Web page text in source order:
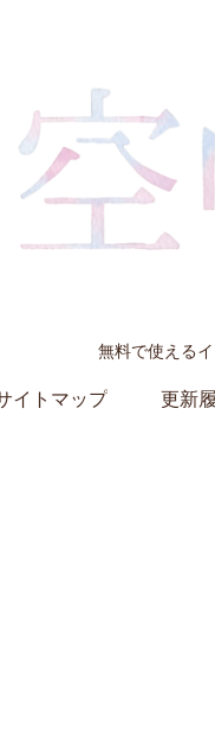
無料で使える
イトマップ 更新